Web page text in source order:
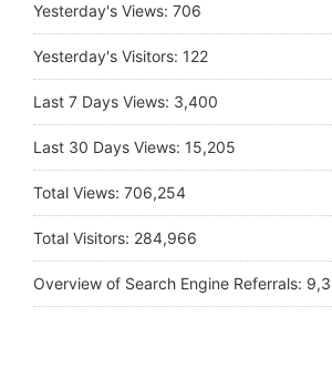
Yesterday's Views: 706
Yesterday's Visitors: 122
Last 7 Days Views: 3,400
Last 30 Days Views: 15,205
Total Views: 706,254
Total Visitors: 284,966
Overview of Search Engine Referrals: